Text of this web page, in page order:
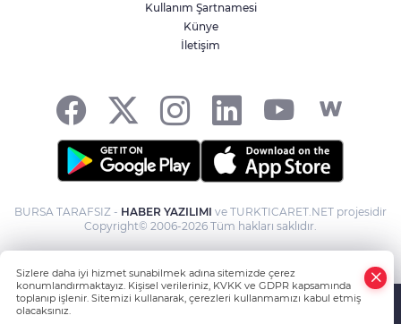
Kullanım Şartnamesi
Künye
İletişim
BURSA TARAFSIZ - HABER YAZILIMI ve TURKTICARET.NET projesidir
Copyright© 2006-2026 Tüm hakları saklıdır.
Sizlere daha iyi hizmet sunabilmek adına sitemizde çerez
konumlandırmaktayız. Kişisel verileriniz, KVKK ve GDPR kapsamında
toplanıp işlenir. Sitemizi kullanarak, çerezleri kullanmamızı kabul etmiş
olacaksınız.